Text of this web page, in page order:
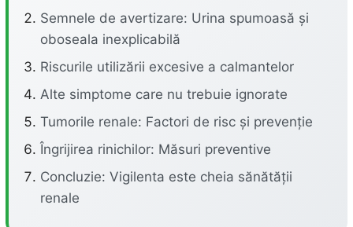
Semnele de avertizare: Urina spumoasă și
oboseala inexplicabilă
Riscurile utilizării excesive a calmantelor
Alte simptome care nu trebuie ignorate
Tumorile renale: Factori de risc și prevenție
Îngrijirea rinichilor: Măsuri preventive
Concluzie: Vigilenta este cheia sănătății
renale